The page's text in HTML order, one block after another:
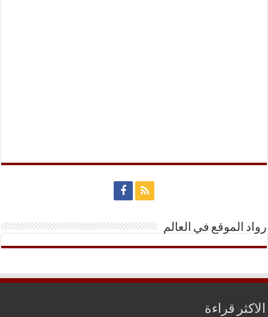
رواد الموقع في العالم
الاكثر قراءة